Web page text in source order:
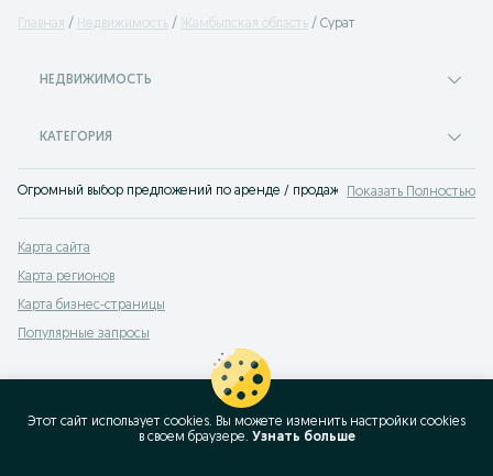
Главная Недвижимость Жамбылская область Сурат
НЕДВИЖИМОСТЬ
КАТЕГОРИЯ
Огромный выбор предложений по аренде / продаже недвижимости Сурат.
Показать Полностью
Карта сайта
Карта регионов
Карта бизнес-страницы
Популярные запросы
Этот сайт использует cookies. Вы можете изменить настройки cookies
в своeм браузере. Узнать больше